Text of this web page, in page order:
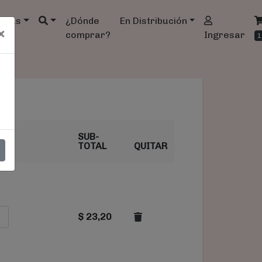
¿Dónde
comprar?
En Distribución
Ingresar
1
SUB-
TOTAL
QUITAR
$ 23,20